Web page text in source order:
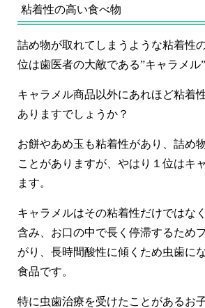
粘着性の高い食べ物
詰め物が取れてしまうような粘着性
位は歯医者の大敵である”キャラメル”
キャラメル商品以外にあれほど粘着
ありますでしょうか？
お餅やあめ玉も粘着性があり、詰め
ことがありますが、やはり１位はキ
ます。
キャラメルはその粘着性だけではな
含み、お口の中で長く停滞するため
がり、長時間酸性に傾くため虫歯に
食品です。
特に虫歯治療を受けたことがあるお